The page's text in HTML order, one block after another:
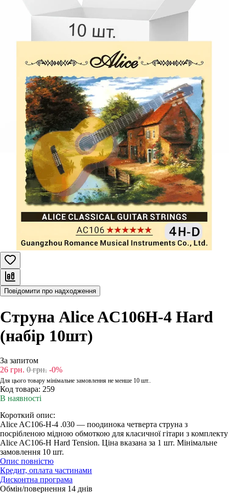
Повідомити про надходження
Струна Alice AC106H-4 Hard
(набір 10шт)
За запитом
26 грн. 0 грн. -0%
Для цього товару мінімальне замовлення не менше 10 шт..
Код товара: 259
В наявності
Короткий опис:
Alice AC106-H-4 .030 — поодинока четверта струна з
посрібленою мідною обмоткою для класичної гітари з комплекту
Alice AC106-H Hard Tension. Ціна вказана за 1 шт. Мінімальне
замовлення 10 шт.
Опис повністю
Кредит, оплата частинами
Дисконтна програма
Обмін/повернення 14 днів